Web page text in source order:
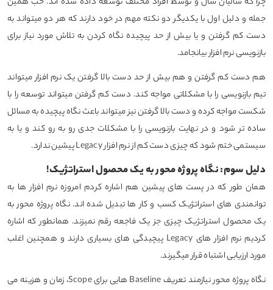
جمله و دلیل اول با یکدیگر دو نکته مهم در خود دارند که هر دو میتواند به
دست کم گرفتن و یا بیش از حد پیچیده نگاه کردن به تلاش مورد نیاز برای
بازنویسی نرم افزار بیانجامد.
هم دست کم گرفتن و هم بیش از حد دست بالا گرفتن یک نرم افزار میتواند
تیم بازنویسی را با مشکلاتی مواجه کند. دست کم گرفتن میتواند توسعه را با
شکست مواجه کرده و دست بالا گرفتن نیز میتواند باعث نگاه پیچیده به مسائل
ساده تر شود و در نهایت بازنویسی را با مشکلات جدی رو به رو کند و یا به
سیستمی ختم شود که چیزی دست کم از نرم افزار Legacy پیشین ندارد.
دلیل سوم: نگاه پروژه محور به یک محصول استراتژیک!
همان طور که در پست های پیشین هم اشاره کردم امروزه نرم افزار ها به
توانمندی های استراتژیک کسب و کار ها تبدیل شده اند. نگاه پروژه محور به
یک محصول استراتژیک چیزی جز یک فاجعه رقم نمیزند. همانطور که اشاره
کردیم نرم افزار های Legacy پیچیدگی های بسیاری دارند و همچنین اغلب
مورد ارزیابی اشتباه قرار میگیرند.
نگاه پروژه محور نیازمند تعریف Baseline هایی برای Scope، زمان و هزینه می